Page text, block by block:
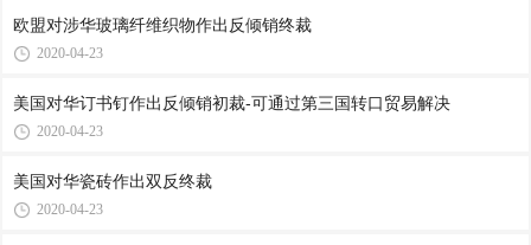
欧盟对涉华玻璃纤维织物作出反倾销终裁
2020-04-23
美国对华订书钉作出反倾销初裁-可通过第三国转口贸易解决
2020-04-23
美国对华瓷砖作出双反终裁
2020-04-23